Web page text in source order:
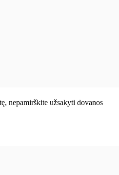
nepamirškite užsakyti dovanos